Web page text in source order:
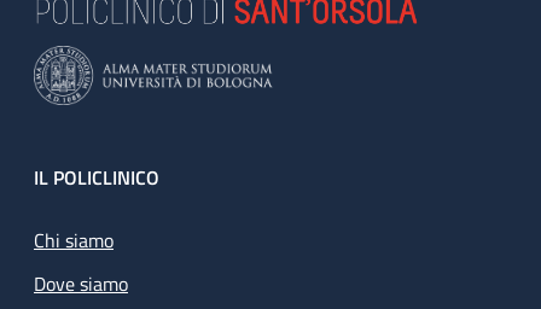
Footer
IL POLICLINICO
Chi siamo
Dove siamo